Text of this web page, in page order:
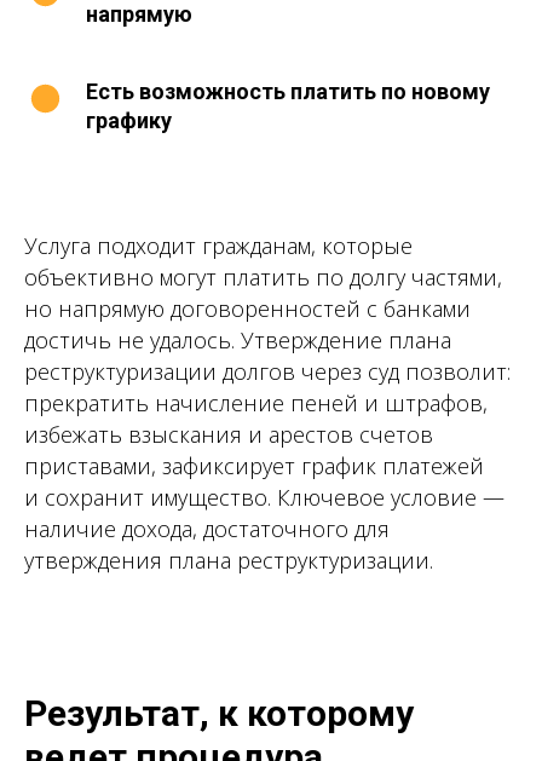
напрямую
Есть возможность платить по новому
графику
Услуга подходит гражданам, которые
объективно могут платить по долгу частями,
но напрямую договоренностей с банками
достичь не удалось. Утверждение плана
реструктуризации долгов через суд позволит:
прекратить начисление пеней и штрафов,
избежать взыскания и арестов счетов
приставами, зафиксирует график платежей
и сохранит имущество. Ключевое условие —
наличие дохода, достаточного для
утверждения плана реструктуризации.
Результат, к которому